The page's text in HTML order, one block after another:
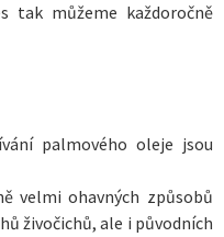
tak můžeme každoročně
palmového oleje jsou
velmi ohavných způsobů
živočichů, ale i původních